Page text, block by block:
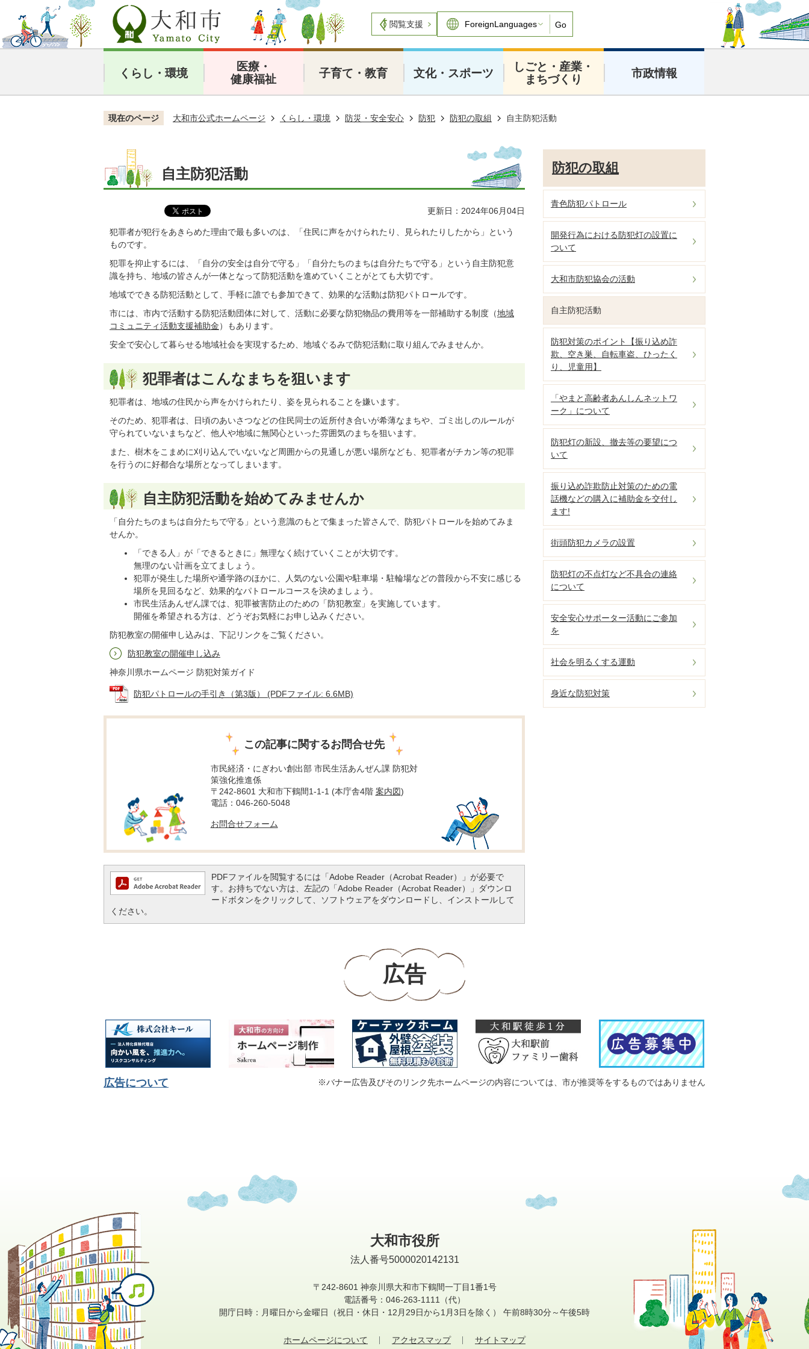
閲覧支援 Go
くらし・環境
医療・
健康福祉
子育て・教育 文化・スポーツ
しごと・産業・
まちづくり
市政情報
現在のページ 大和市公式ホームページ くらし・環境 防災・安全安心 防犯 防犯の取組 自主防犯活動
自主防犯活動
更新日：2024年06月04日
犯罪者が犯行をあきらめた理由で最も多いのは、「住民に声をかけられたり、見られたりしたから」という
ものです。
犯罪を抑止するには、「自分の安全は自分で守る」「自分たちのまちは自分たちで守る」という自主防犯意
識を持ち、地域の皆さんが一体となって防犯活動を進めていくことがとても大切です。
地域でできる防犯活動として、手軽に誰でも参加できて、効果的な活動は防犯パトロールです。
市には、市内で活動する防犯活動団体に対して、活動に必要な防犯物品の費用等を一部補助する制度（地域
コミュニティ活動支援補助金）もあります。
安全で安心して暮らせる地域社会を実現するため、地域ぐるみで防犯活動に取り組んでみませんか。
犯罪者はこんなまちを狙います
犯罪者は、地域の住民から声をかけられたり、姿を見られることを嫌います。
そのため、犯罪者は、日頃のあいさつなどの住民同士の近所付き合いが希薄なまちや、ゴミ出しのルールが
守られていないまちなど、他人や地域に無関心といった雰囲気のまちを狙います。
また、樹木をこまめに刈り込んでいないなど周囲からの見通しが悪い場所なども、犯罪者がチカン等の犯罪
を行うのに好都合な場所となってしまいます。
自主防犯活動を始めてみませんか
「自分たちのまちは自分たちで守る」という意識のもとで集まった皆さんで、防犯パトロールを始めてみま
せんか。
「できる人」が「できるときに」無理なく続けていくことが大切です。
無理のない計画を立てましょう。
犯罪が発生した場所や通学路のほかに、人気のない公園や駐車場・駐輪場などの普段から不安に感じる
場所を見回るなど、効果的なパトロールコースを決めましょう。
市民生活あんぜん課では、犯罪被害防止のための「防犯教室」を実施しています。
開催を希望される方は、どうぞお気軽にお申し込みください。
防犯教室の開催申し込みは、下記リンクをご覧ください。
防犯教室の開催申し込み
神奈川県ホームページ 防犯対策ガイド
防犯パトロールの手引き（第3版） (PDFファイル: 6.6MB)
この記事に関するお問合せ先
市民経済・にぎわい創出部 市民生活あんぜん課 防犯対
策強化推進係
〒242-8601 大和市下鶴間1-1-1 (本庁舎4階 案内図)
電話：046-260-5048
お問合せフォーム
PDFファイルを閲覧するには「Adobe Reader（Acrobat Reader）」が必要で
す。お持ちでない方は、左記の「Adobe Reader（Acrobat Reader）」ダウンロ
ードボタンをクリックして、ソフトウェアをダウンロードし、インストールして
ください。
防犯の取組
青色防犯パトロール
開発行為における防犯灯の設置に
ついて
大和市防犯協会の活動
自主防犯活動
防犯対策のポイント【振り込め詐
欺、空き巣、自転車盗、ひったく
り、児童用】
「やまと高齢者あんしんネットワ
ーク」について
防犯灯の新設、撤去等の要望につ
いて
振り込め詐欺防止対策のための電
話機などの購入に補助金を交付し
ます!
街頭防犯カメラの設置
防犯灯の不点灯など不具合の連絡
について
安全安心サポーター活動にご参加
を
社会を明るくする運動
身近な防犯対策
広告
広告について ※バナー広告及びそのリンク先ホームページの内容については、市が推奨等をするものではありません
大和市役所
法人番号5000020142131
〒242-8601 神奈川県大和市下鶴間一丁目1番1号
電話番号：046-263-1111（代）
開庁日時：月曜日から金曜日
（祝日・休日・12月29日から1月3日を除く） 午前8時30分～午後5時
ホームページについて アクセスマップ サイトマップ